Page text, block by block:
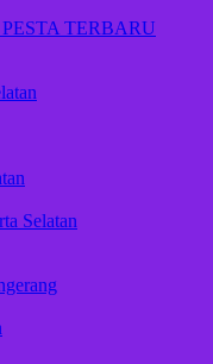
TERBARU
Selatan